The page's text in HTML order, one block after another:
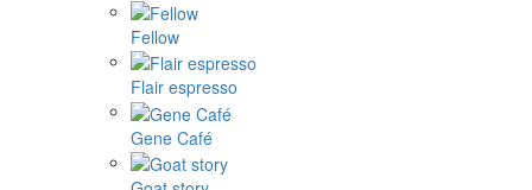
Fellow
Flair espresso
Gene Café